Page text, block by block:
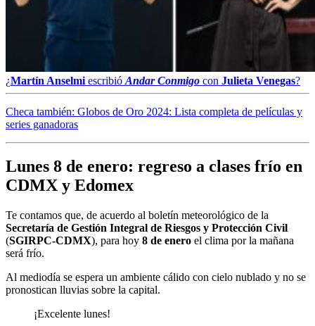
¿Martín Anselmi escribió Andar Conmigo con Julieta Venegas?
Checa también: Globos de Oro 2024: Lista completa de películas y
series ganadoras
Lunes 8 de enero: regreso a clases frío en
CDMX y Edomex
Te contamos que, de acuerdo al boletín meteorológico de la
Secretaría de Gestión Integral de Riesgos y Protección Civil
(SGIRPC-CDMX), para hoy 8 de enero el clima por la mañana
será frío.
Al mediodía se espera un ambiente cálido con cielo nublado y no se
pronostican lluvias sobre la capital.
¡Excelente lunes!